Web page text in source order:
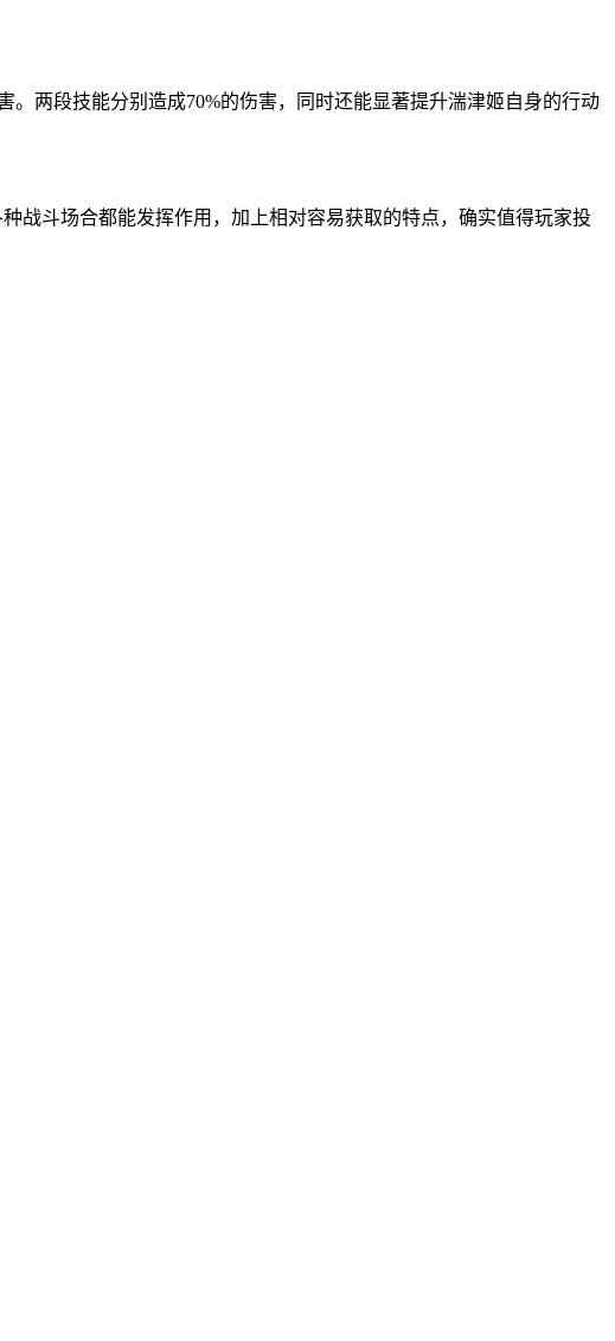
两段技能分别造成70%的伤害，同时还能显著提升湍津姬自身的行动
战斗场合都能发挥作用，加上相对容易获取的特点，确实值得玩家投